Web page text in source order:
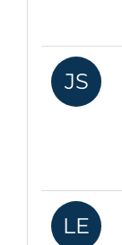
JS
LE